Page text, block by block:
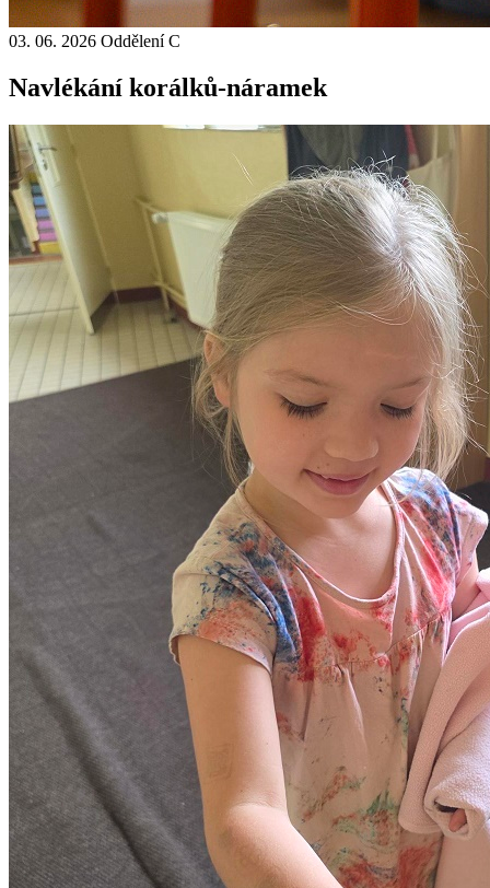
03. 06. 2026 Oddělení C
Navlékání korálků-náramek